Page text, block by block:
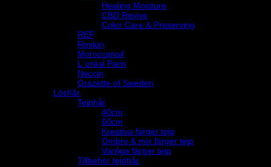
Healing Moisture
CBD Revive
Color Care & Preserving
REF
Revlon
Moroccanoil
L´oréal Paris
Neccin
Grazette of Sweden
Löshår
Tejphår
40cm
60cm
Kreativa färger tejp
Ombre & mix färger tejp
Vanliga färger tejp
Tillbehör tejphår